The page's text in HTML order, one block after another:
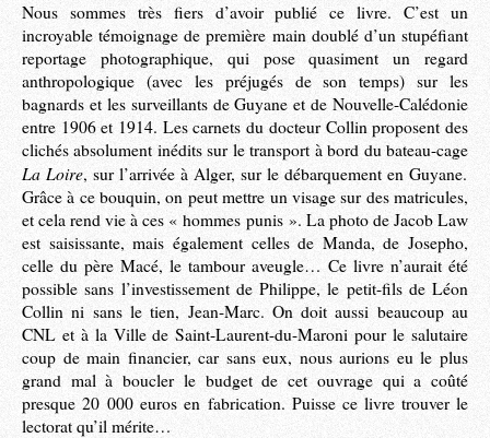
Nous sommes très fiers d’avoir publié ce livre. C’est un
incroyable témoignage de première main doublé d’un stupéfiant
reportage photographique, qui pose quasiment un regard
anthropologique (avec les préjugés de son temps) sur les
bagnards et les surveillants de Guyane et de Nouvelle-Calédonie
entre 1906 et 1914. Les carnets du docteur Collin proposent des
clichés absolument inédits sur le transport à bord du bateau-cage
La Loire, sur l’arrivée à Alger, sur le débarquement en Guyane.
Grâce à ce bouquin, on peut mettre un visage sur des matricules,
et cela rend vie à ces « hommes punis ». La photo de Jacob Law
est saisissante, mais également celles de Manda, de Josepho,
celle du père Macé, le tambour aveugle… Ce livre n’aurait été
possible sans l’investissement de Philippe, le petit-fils de Léon
Collin ni sans le tien, Jean-Marc. On doit aussi beaucoup au
CNL et à la Ville de Saint-Laurent-du-Maroni pour le salutaire
coup de main financier, car sans eux, nous aurions eu le plus
grand mal à boucler le budget de cet ouvrage qui a coûté
presque 20 000 euros en fabrication. Puisse ce livre trouver le
lectorat qu’il mérite…